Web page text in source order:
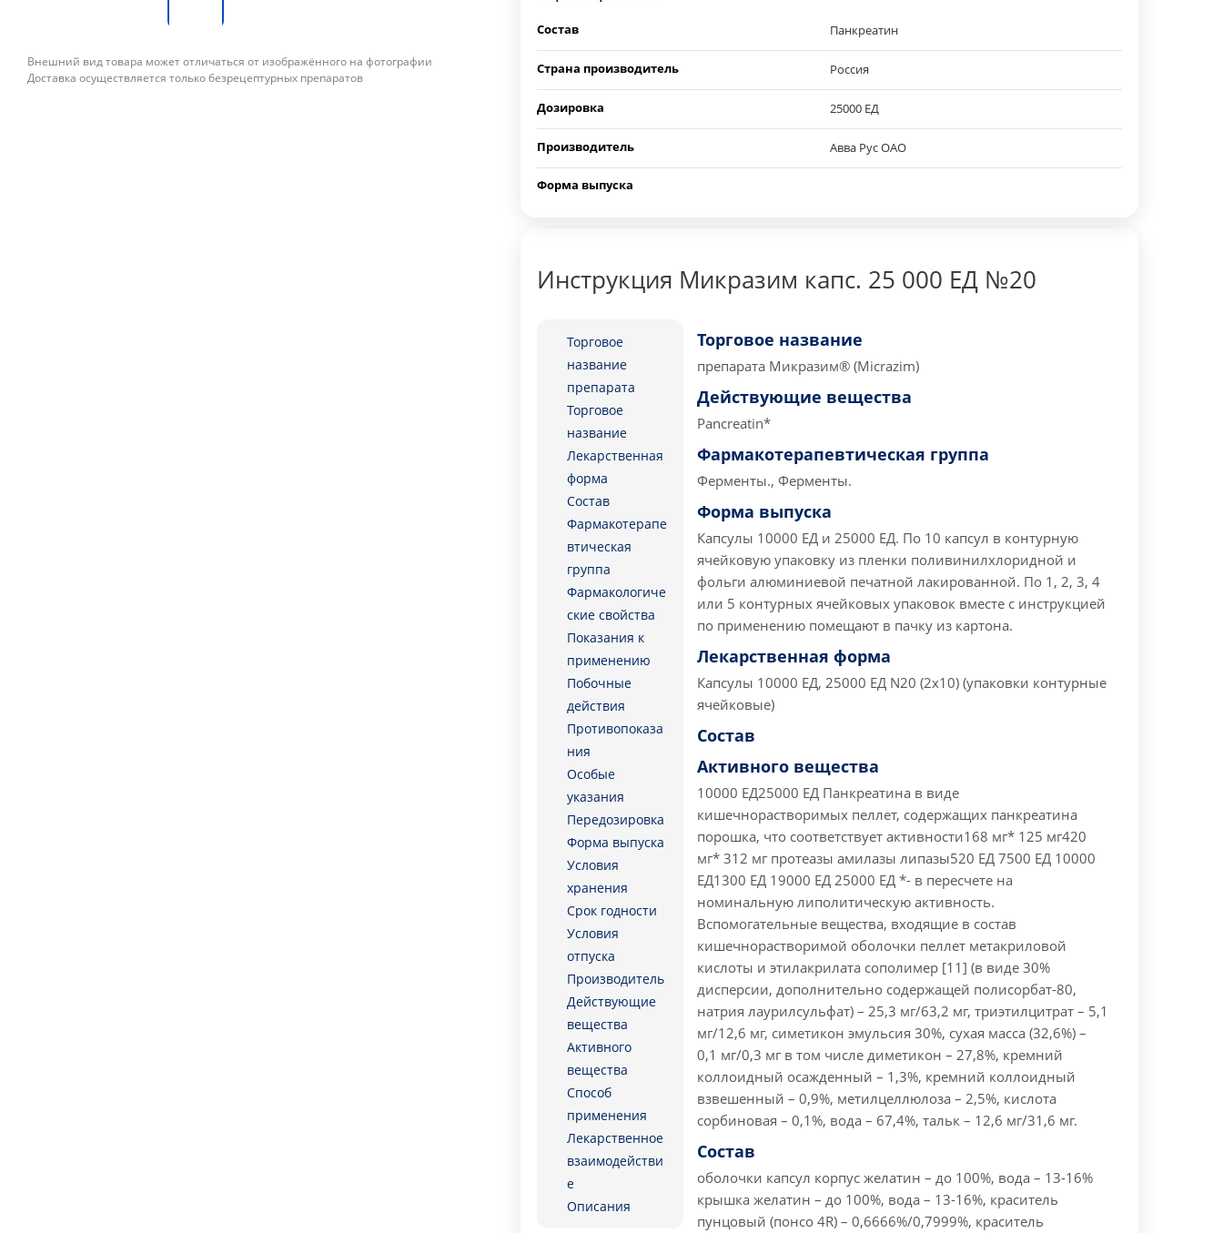
Внешний вид товара может отличаться от изображённого на фотографии
Доставка осуществляется только безрецептурных препаратов
Состав Панкреатин
Страна производитель Россия
Дозировка 25000 ЕД
Производитель Авва Рус ОАО
Форма выпуска
Инструкция Микразим капс. 25 000 ЕД №20
Торговое
название
препарата
Торговое
название
Лекарственная
форма
Состав
Фармакотерапе
втическая
группа
Фармакологиче
ские свойства
Показания к
применению
Побочные
действия
Противопоказа
ния
Особые
указания
Передозировка
Форма выпуска
Условия
хранения
Срок годности
Условия
отпуска
Производитель
Действующие
вещества
Активного
вещества
Способ
применения
Лекарственное
взаимодействи
е
Описания
Торговое название
препарата Микразим® (Micrazim)
Действующие вещества
Pancreatin*
Фармакотерапевтическая группа
Ферменты., Ферменты.
Форма выпуска
Капсулы 10000 ЕД и 25000 ЕД. По 10 капсул в контурную
ячейковую упаковку из пленки поливинилхлоридной и
фольги алюминиевой печатной лакированной. По 1, 2, 3, 4
или 5 контурных ячейковых упаковок вместе с инструкцией
по применению помещают в пачку из картона.
Лекарственная форма
Капсулы 10000 ЕД, 25000 ЕД N20 (2x10) (упаковки контурные
ячейковые)
Состав
Активного вещества
10000 ЕД25000 ЕД Панкреатина в виде
кишечнорастворимых пеллет, содержащих панкреатина
порошка, что соответствует активности168 мг* 125 мг420
мг* 312 мг протеазы амилазы липазы520 ЕД 7500 ЕД 10000
ЕД1300 ЕД 19000 ЕД 25000 ЕД *- в пересчете на
номинальную липолитическую активность.
Вспомогательные вещества, входящие в состав
кишечнорастворимой оболочки пеллет метакриловой
кислоты и этилакрилата сополимер [11] (в виде 30%
дисперсии, дополнительно содержащей полисорбат-80,
натрия лаурилсульфат) – 25,3 мг/63,2 мг, триэтилцитрат – 5,1
мг/12,6 мг, симетикон эмульсия 30%, сухая масса (32,6%) –
0,1 мг/0,3 мг в том числе диметикон – 27,8%, кремний
коллоидный осажденный – 1,3%, кремний коллоидный
взвешенный – 0,9%, метилцеллюлоза – 2,5%, кислота
сорбиновая – 0,1%, вода – 67,4%, тальк – 12,6 мг/31,6 мг.
Состав
оболочки капсул корпус желатин – до 100%, вода – 13-16%
крышка желатин – до 100%, вода – 13-16%, краситель
пунцовый (понсо 4R) – 0,6666%/0,7999%, краситель